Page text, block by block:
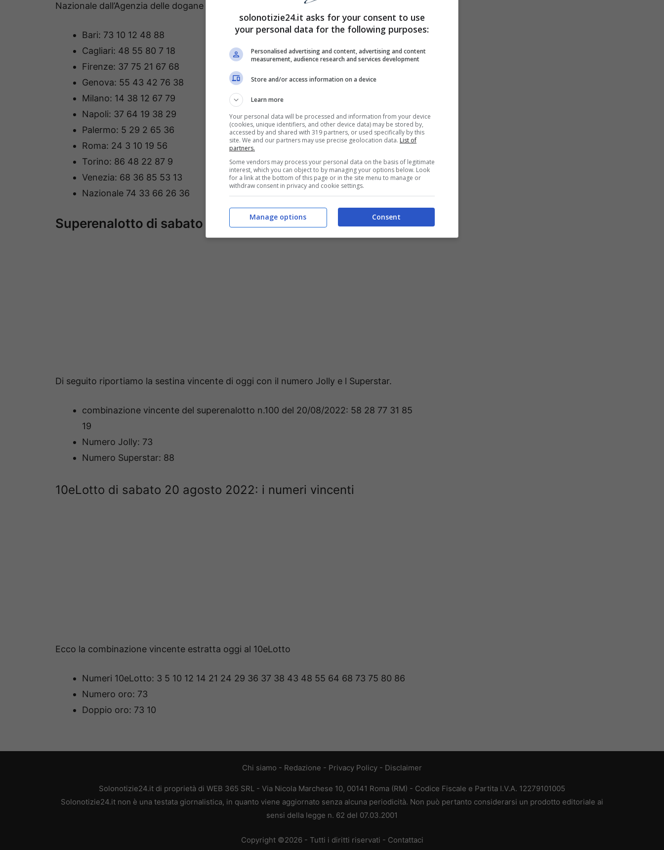
Nazionale dall’Agenzia delle dogane e dei monopoli intorno alle ore 20:00.
Bari: 73 10 12 48 88
Cagliari: 48 55 80 7 18
Firenze: 37 75 21 67 68
Genova: 55 43 42 76 38
Milano: 14 38 12 67 79
Napoli: 37 64 19 38 29
Palermo: 5 29 2 65 36
Roma: 24 3 10 19 56
Torino: 86 48 22 87 9
Venezia: 68 36 85 53 13
Nazionale 74 33 66 26 36
Superenalotto di sabato 20 agosto 2022: numeri vincenti
Di seguito riportiamo la sestina vincente di oggi con il numero Jolly e l Superstar.
combinazione vincente del superenalotto n.100 del 20/08/2022: 58 28 77 31 85
19
Numero Jolly: 73
Numero Superstar: 88
10eLotto di sabato 20 agosto 2022: i numeri vincenti
Ecco la combinazione vincente estratta oggi al 10eLotto
Numeri 10eLotto: 3 5 10 12 14 21 24 29 36 37 38 43 48 55 64 68 73 75 80 86
Numero oro: 73
Doppio oro: 73 10
Chi siamo - Redazione - Privacy Policy - Disclaimer
Solonotizie24.it di proprietà di WEB 365 SRL - Via Nicola Marchese 10, 00141 Roma (RM) - Codice Fiscale e Partita I.V.A. 12279101005
Solonotizie24.it non è una testata giornalistica, in quanto viene aggiornato senza alcuna periodicità. Non può pertanto considerarsi un prodotto editoriale ai
sensi della legge n. 62 del 07.03.2001
Copyright ©2026 - Tutti i diritti riservati - Contattaci
solonotizie24.it asks for your consent to use
your personal data for the following purposes:
Personalised advertising and content, advertising and content
measurement, audience research and services development
Store and/or access information on a device
Learn more
Your personal data will be processed and information from your device
(cookies, unique identifiers, and other device data) may be stored by,
accessed by and shared with 319 partners, or used specifically by this
site. We and our partners may use precise geolocation data. List of
partners.
Some vendors may process your personal data on the basis of legitimate
interest, which you can object to by managing your options below. Look
for a link at the bottom of this page or in the site menu to manage or
withdraw consent in privacy and cookie settings.
Consent
Manage options